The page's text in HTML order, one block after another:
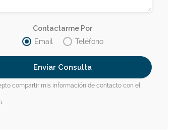
Contactarme Por
Email
Teléfono
compartir mis información de contacto con el